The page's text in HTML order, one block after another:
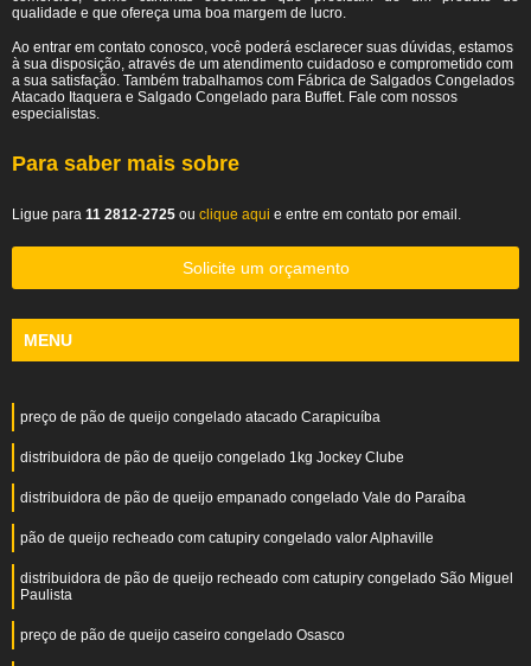
qualidade e que ofereça uma boa margem de lucro.
Ao entrar em contato conosco, você poderá esclarecer suas dúvidas, estamos
à sua disposição, através de um atendimento cuidadoso e comprometido com
a sua satisfação. Também trabalhamos com Fábrica de Salgados Congelados
Atacado Itaquera e Salgado Congelado para Buffet. Fale com nossos
especialistas.
Para saber mais sobre
Ligue para 11 2812-2725 ou clique aqui e entre em contato por email.
Solicite um orçamento
MENU
preço de pão de queijo congelado atacado Carapicuíba
distribuidora de pão de queijo congelado 1kg Jockey Clube
distribuidora de pão de queijo empanado congelado Vale do Paraíba
pão de queijo recheado com catupiry congelado valor Alphaville
distribuidora de pão de queijo recheado com catupiry congelado São Miguel
Paulista
preço de pão de queijo caseiro congelado Osasco